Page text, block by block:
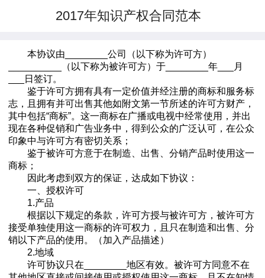
2017年知识产权合同范本
本协议由________公司（以下称为许可方）
__________（以下称为被许可方）于________年___月
___日签订。
鉴于许可方拥有具有一定价值并经注册的商标和服务标
志，且拥有并可出售其他如附文第一节所述的许可方财产，
其中包括“商标”。这一商标在广播或电视中经常使用，并出
现在各种促销和广告业务中，得到公众的广泛认可，在公众
印象中与许可方有密切关系；
鉴于被许可方意于在制造、出售、分销产品时使用这一
商标；
因此考虑到双方的保证，达成如下协议：
一、授权许可
1.产品
根据以下规定的条款，许可方授与被许可方，被许可方
接受单独使用这一商标的许可权力，且只在制造和出售、分
销以下产品的使用。（加入产品描述）
2.地域
许可协议只在________地区有效。被许可方同意不在